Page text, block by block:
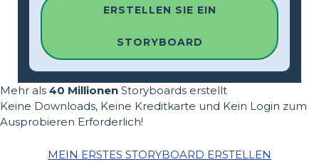
ERSTELLEN SIE EIN
STORYBOARD
Mehr als 40 Millionen Storyboards erstellt
Keine Downloads, Keine Kreditkarte und Kein Login zum
Ausprobieren Erforderlich!
MEIN ERSTES STORYBOARD ERSTELLEN